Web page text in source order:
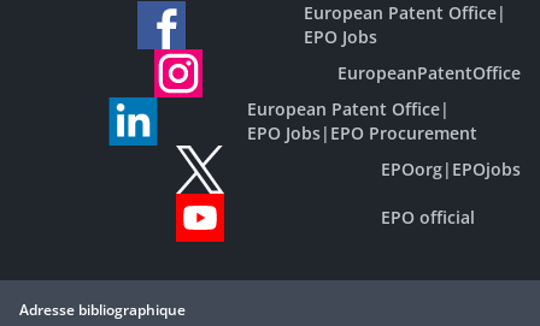
European Patent Office|
EPO Jobs
EuropeanPatentOffice
European Patent Office|
EPO Jobs| EPO Procurement
EPOorg| EPOjobs
EPO official
Adresse bibliographique